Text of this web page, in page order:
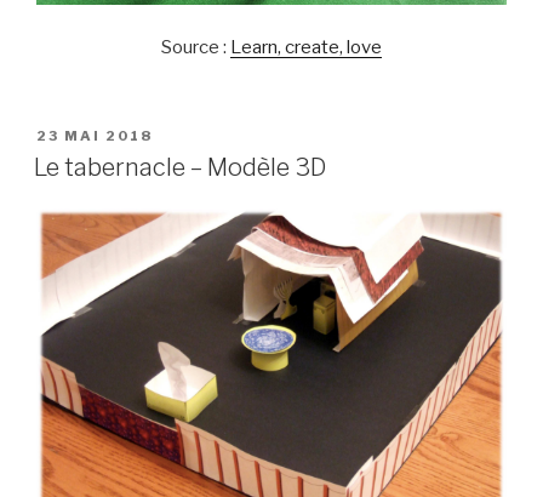
Source : Learn, create, love
PUBLIÉ
LE
23 MAI 2018
Le tabernacle – Modèle 3D